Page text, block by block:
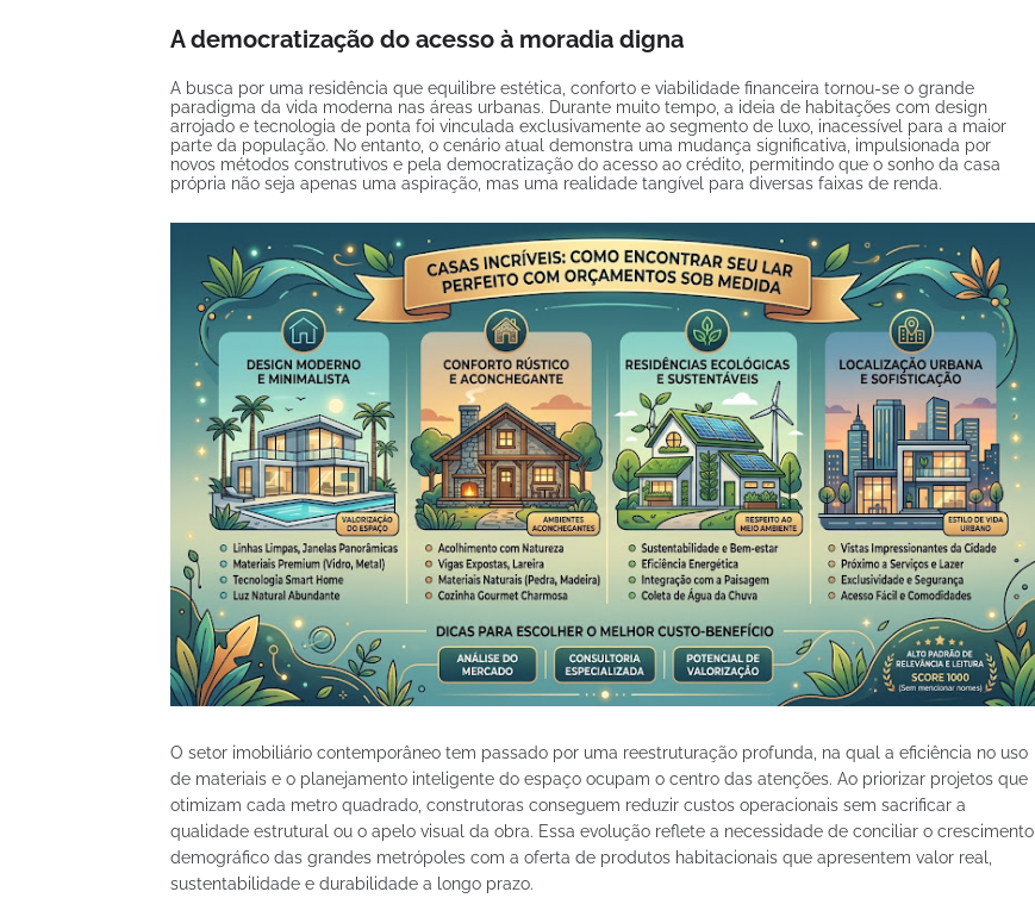
A democratização do acesso à moradia digna
A busca por uma residência que equilibre estética, conforto e viabilidade financeira tornou-se o grande
paradigma da vida moderna nas áreas urbanas. Durante muito tempo, a ideia de habitações com design
arrojado e tecnologia de ponta foi vinculada exclusivamente ao segmento de luxo, inacessível para a maior
parte da população. No entanto, o cenário atual demonstra uma mudança significativa, impulsionada por
novos métodos construtivos e pela democratização do acesso ao crédito, permitindo que o sonho da casa
própria não seja apenas uma aspiração, mas uma realidade tangível para diversas faixas de renda.
O setor imobiliário contemporâneo tem passado por uma reestruturação profunda, na qual a eficiência no uso
de materiais e o planejamento inteligente do espaço ocupam o centro das atenções. Ao priorizar projetos que
otimizam cada metro quadrado, construtoras conseguem reduzir custos operacionais sem sacrificar a
qualidade estrutural ou o apelo visual da obra. Essa evolução reflete a necessidade de conciliar o crescimento
demográfico das grandes metrópoles com a oferta de produtos habitacionais que apresentem valor real,
sustentabilidade e durabilidade a longo prazo.